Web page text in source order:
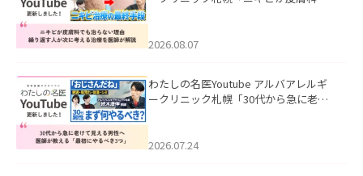
ました。
2026.08.07
わたしの名医Youtube アルバアレルギ
ークリニック札幌「30代から急に老け
た。
2026.07.24